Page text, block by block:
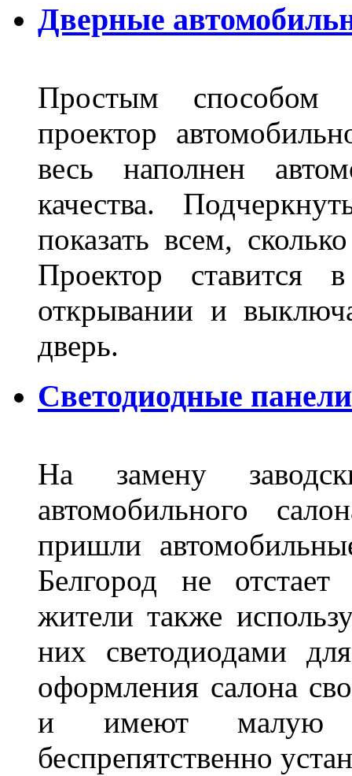
Дверные
Простым способом
проектор
весь наполнен
качества.
показать всем,
Проектор ставится
открывании и
дверь.
Светодиодные
На замену
автомобильного
пришли
Белгород не
жители также
них светодиодами
оформления салона
и имеют малую
беспрепятственно